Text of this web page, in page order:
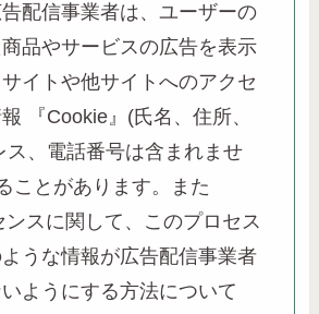
配信事業者は、ユーザーの
品やサービスの広告を表示
イトや他サイトへのアクセ
『Cookie』(氏名、住所、
ス、電話番号は含まれませ
ことがあります。また
ンスに関して、このプロセス
うな情報が広告配信事業者
ようにする方法について